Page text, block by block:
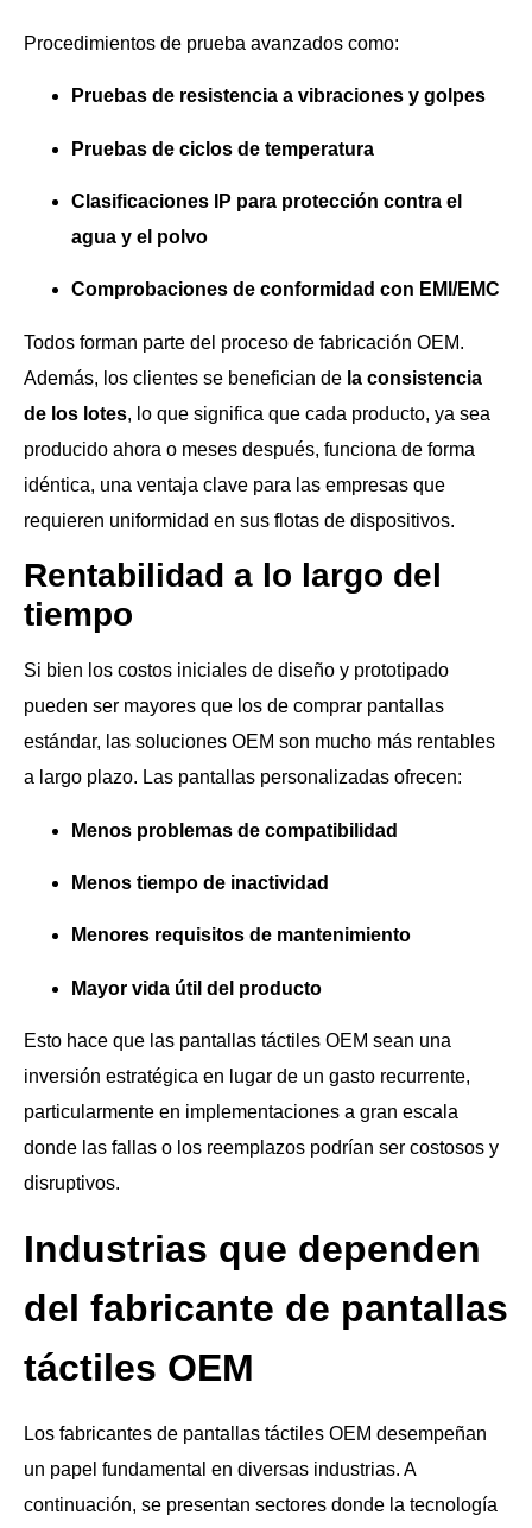
Procedimientos de prueba avanzados como:
Pruebas de resistencia a vibraciones y golpes
Pruebas de ciclos de temperatura
Clasificaciones IP para protección contra el
agua y el polvo
Comprobaciones de conformidad con EMI/EMC
Todos forman parte del proceso de fabricación OEM.
Además, los clientes se benefician de la consistencia
de los lotes, lo que significa que cada producto, ya sea
producido ahora o meses después, funciona de forma
idéntica, una ventaja clave para las empresas que
requieren uniformidad en sus flotas de dispositivos.
Rentabilidad a lo largo del
tiempo
Si bien los costos iniciales de diseño y prototipado
pueden ser mayores que los de comprar pantallas
estándar, las soluciones OEM son mucho más rentables
a largo plazo. Las pantallas personalizadas ofrecen:
Menos problemas de compatibilidad
Menos tiempo de inactividad
Menores requisitos de mantenimiento
Mayor vida útil del producto
Esto hace que las pantallas táctiles OEM sean una
inversión estratégica en lugar de un gasto recurrente,
particularmente en implementaciones a gran escala
donde las fallas o los reemplazos podrían ser costosos y
disruptivos.
Industrias que dependen
del fabricante de pantallas
táctiles OEM
Los fabricantes de pantallas táctiles OEM desempeñan
un papel fundamental en diversas industrias. A
continuación, se presentan sectores donde la tecnología